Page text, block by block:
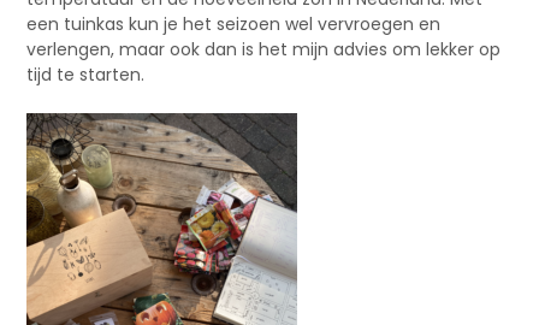
een tuinkas kun je het seizoen wel vervroegen en
verlengen, maar ook dan is het mijn advies om lekker op
tijd te starten.